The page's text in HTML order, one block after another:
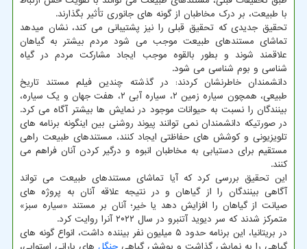
با طبیعت، بر درک مخاطبان از گونه های جانوری تأثیر بگذارند.
تحقیق جدیدی که تحقیق قبلی را نیز پشتیبانی می کند، نشان میدهد
تماشای مستندهای طبیعت موجب می شود مردم بیشتر به گیاهان
علاقمند شوند و بطور بالقوه موجب ایجاد مشارکت مردم در گیاه
شناسی و بوم شناسی می شود.
دانشمندان خاطرنشان کردند: در گذشته چندین فیلم مستند تاریخ
طبیعی، همچون سیاره زمین ۲، سیاره آبی ۲، هفت جهان و یک سیاره،
بینندگان را نسبت به حیوانات موجود در نمایش ها بیشتر آگاه می کرد.
در صورتیکه دانشمندان نمی توانند پیوند روشنی بین اینگونه برنامه های
تلویزیونی و کوشش های حفاظتی ایجاد کنند، مستندهای طبیعت راهی
مستقیم برای دستیابی به مخاطبان انبوه و درگیر کردن آنان فراهم می
کنند.
این تحقیق بررسی کرد که آیا تماشای مستندهای طبیعت می تواند
آگاهی بینندگان را از گیاهان و در نتیجه علاقه آنان به پروژه های
صیانت از گیاهان را افزایش دهد یا خیر؛ آنان بر مستند «سیاره سبز»
متمرکز شدند که سر دیوید آتنبرو در سال ۲۰۲۲ آنرا روایت کرد.
در بریتانیا، این برنامه حدود ۵ میلیون نفر بیننده داشت، انواع گونه های